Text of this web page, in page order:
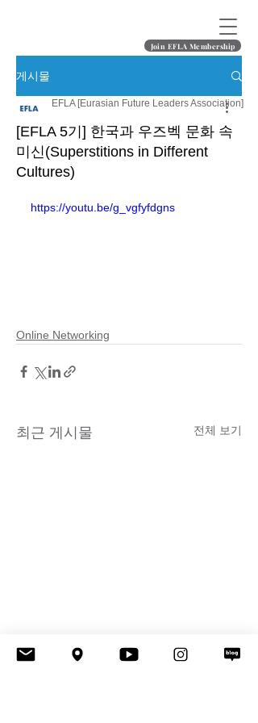
Join EFLA Membership
게시물
[EFLA 5기] 한국과 우즈벡 문화 속
미신(Superstitions in Different
Сultures)
EFLA [Eurasian Future Leaders Association]
https://youtu.be/g_vgfyfdgns
Online Networking
최근 게시물 전체 보기